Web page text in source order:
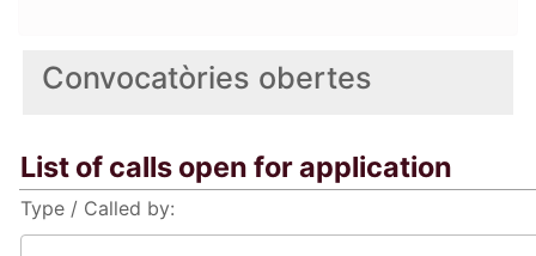
Convocatòries obertes
List of calls open for application
Type / Called by: